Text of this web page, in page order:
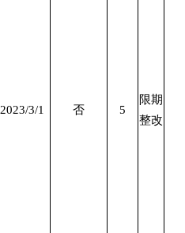
2023/3/1 否 5
限期
整改